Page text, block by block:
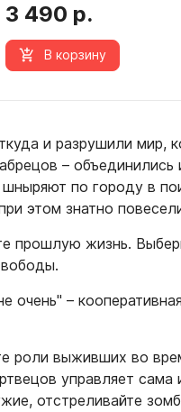
3 490 р.
В корзину
и разрушили мир,
–
по городу в
этом знатно
прошлую жизнь.
–
роли выживших во
управляет
отстреливайте